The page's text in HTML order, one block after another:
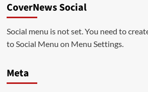
CoverNews Social
Social menu is not set. You need to
to Social Menu on Menu Settings.
Meta